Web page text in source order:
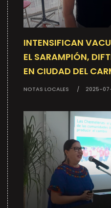
INTENSIFICAN
EL SARAMPIÓN,
EN CIUDAD DEL
NOTAS LOCALES 2025-